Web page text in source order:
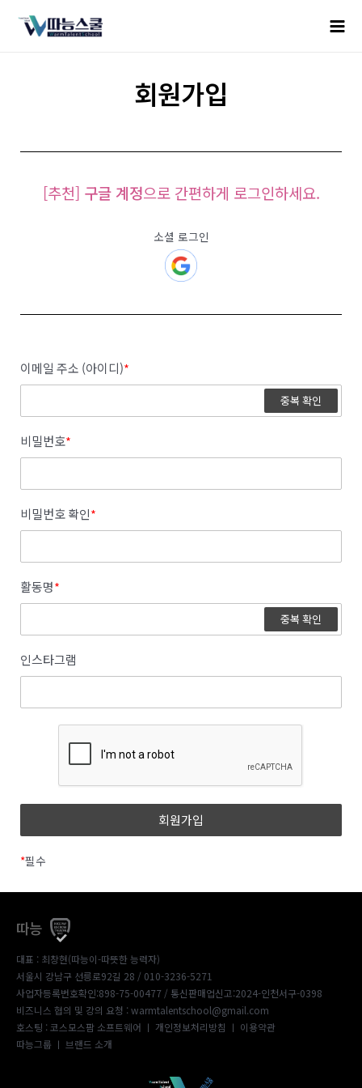
회원가입
[추천] 구글 계정으로 간편하게 로그인하세요.
소셜 로그인
이메일 주소 (아이디)*
중복 확인
비밀번호*
비밀번호 확인*
활동명*
중복 확인
인스타그램
*필수
따능
대표 : 최창현(따능이-따뜻한 능력자)
서울시 강남구 선릉로92길 28 / 010-3236-5271
사업자등록번호확인:898-75-00477 / 통신판매업신고:2024-인천서구-0398
비즈니스 협의 및 강의 요청 : warmtalentschool@gmail.com
호스팅 : 코스모스팜 소프트웨어 ㅣ 개인정보처리방침 ㅣ 이용약관
따능그룹 ㅣ 브랜드 소개